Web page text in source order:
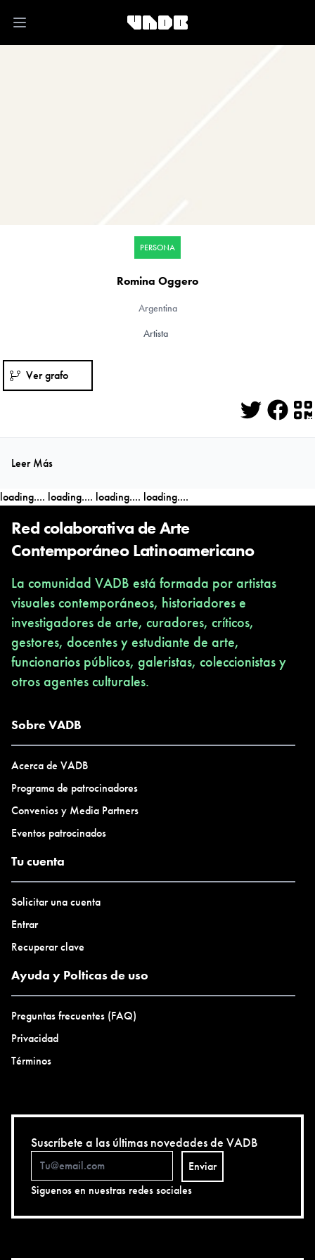
Open main menu
PERSONA
Romina Oggero
Argentina
Artista
Ver grafo
Twitter
Leer Más
loading.... loading.... loading.... loading....
Red colaborativa de Arte
Contemporáneo Latinoamericano
La comunidad VADB está formada por artistas
visuales contemporáneos, historiadores e
investigadores de arte, curadores, críticos,
gestores, docentes y estudiante de arte,
funcionarios públicos, galeristas, coleccionistas y
otros agentes culturales.
Sobre VADB
Acerca de VADB
Programa de patrocinadores
Convenios y Media Partners
Eventos patrocinados
Tu cuenta
Solicitar una cuenta
Entrar
Recuperar clave
Ayuda y Polticas de uso
Preguntas frecuentes (FAQ)
Privacidad
Términos
Suscríbete a las últimas novedades de VADB
Enviar
Siguenos en nuestras redes sociales